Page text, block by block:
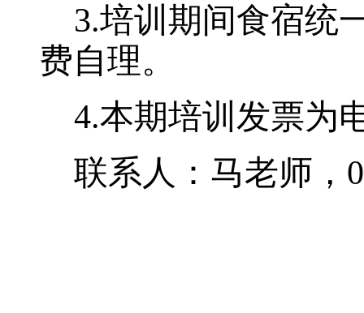
3.培训期间食宿统
费自理。
4.本期培训发票为
联系人：马老师，